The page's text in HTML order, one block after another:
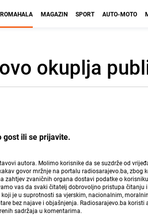
MAGAZIN SPORT AUTO-MOTO
okuplja
gost ili se prijavite.
autora. Molimo korisnike da se suzdrže od
govor mržnje na portalu radiosarajevo.ba, zbog
zahtjev zvaničnih organa dostavi podatke o
vas da svaki čitatelj dobrovoljno pristupa
je u suprotnosti sa vjerskim, nacionalnim,
bez najave i objašnjenja. Radiosarajevo.ba
sadržaja u komentarima.